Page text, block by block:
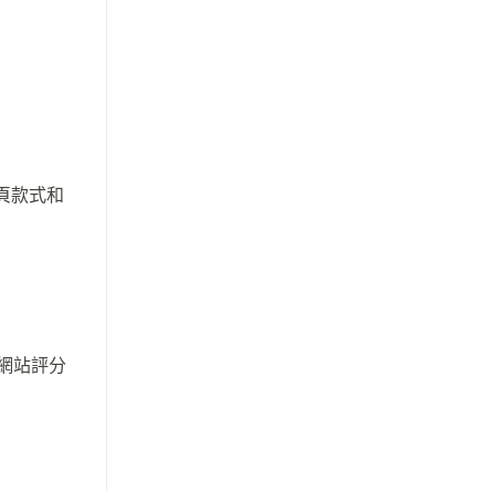
款式和
站評分